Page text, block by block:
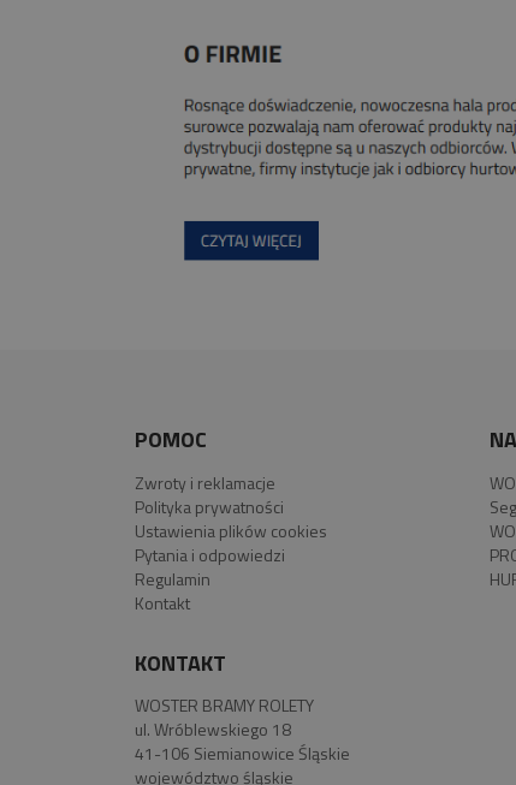
POMOC
Zwroty i reklamacje
Polityka prywatności
Ustawienia plików cookies
Pytania i odpowiedzi
Regulamin
Kontakt
KONTAKT
WOSTER BRAMY ROLETY
ul. Wróblewskiego 18
41-106 Siemianowice Śląskie
województwo śląskie